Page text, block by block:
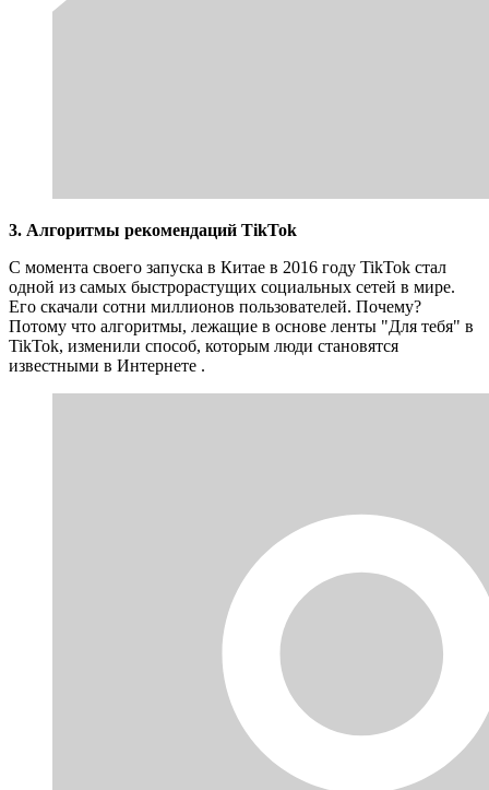
3. Алгоритмы рекомендаций TikTok
С момента своего запуска в Китае в 2016 году TikTok стал
одной из самых быстрорастущих социальных сетей в мире.
Его скачали сотни миллионов пользователей. Почему?
Потому что алгоритмы, лежащие в основе ленты "Для тебя" в
TikTok, изменили способ, которым люди становятся
известными в Интернете .